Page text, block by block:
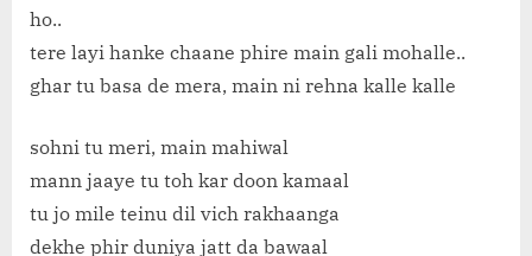
ho..
tere layi hanke chaane phire main gali mohalle..
ghar tu basa de mera, main ni rehna kalle kalle
sohni tu meri, main mahiwal
mann jaaye tu toh kar doon kamaal
tu jo mile teinu dil vich rakhaanga
dekhe phir duniya jatt da bawaal